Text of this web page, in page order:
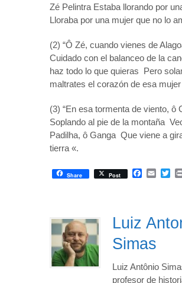
Zé Pelintra Estaba llorando por
Lloraba por una mujer que no lo
(2) “Ô Zé, cuando vienes de
Cuidado con el balanceo de la
haz todo lo que quieras Pero
maltrates el corazón de esa mujer
(3) “En esa tormenta de viento, ô
Soplando al pie de la montaña
Padilha, ô Ganga Que viene a
tierra «.
Share Post Email
Luiz
Simas
Luiz Antônio
profesor de